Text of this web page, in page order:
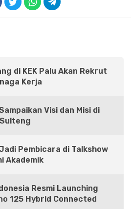
di KEK Palu Akan Rekrut
Kerja
Visi dan Misi di
Pembicara di Talkshow
Akademik
Resmi Launching
125 Hybrid Connected